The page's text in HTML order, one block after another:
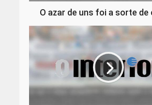
O azar de uns foi a sorte